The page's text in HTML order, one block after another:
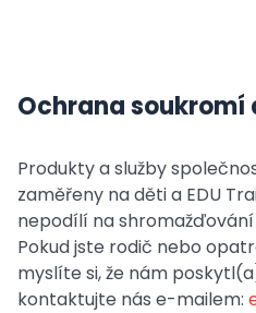
Ochrana soukromí
Produkty a služby
zaměřeny na děti a EDU
nepodílí na
Pokud jste rodič nebo
myslíte si, že nám
kontaktujte nás e-mailem: